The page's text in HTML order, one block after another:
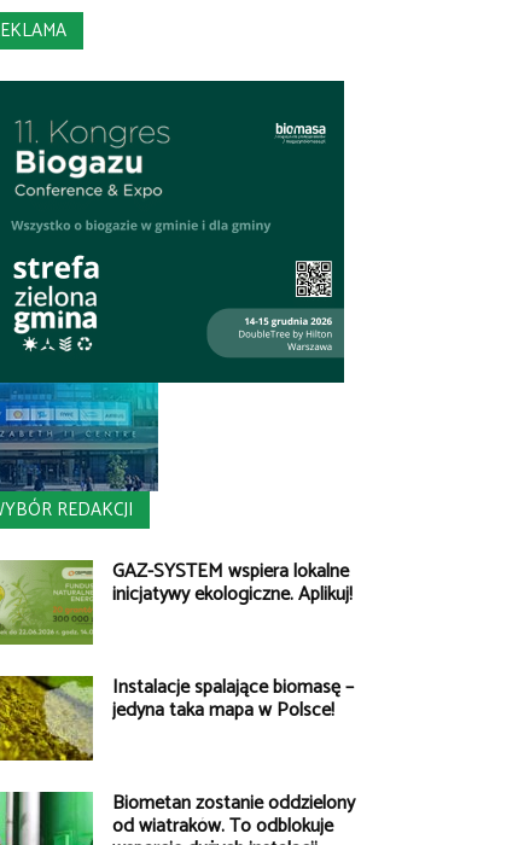
REDAKCJI
GAZ-SYSTEM wspiera lokalne
inicjatywy ekologiczne. Aplikuj!
Instalacje spalające biomasę –
jedyna taka mapa w Polsce!
Biometan zostanie oddzielony
od wiatraków. To odblokuje